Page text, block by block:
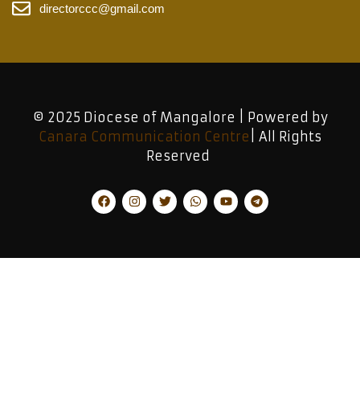
directorccc@gmail.com
© 2025 Diocese of Mangalore | Powered by
Canara Communication Centre | All Rights
Reserved